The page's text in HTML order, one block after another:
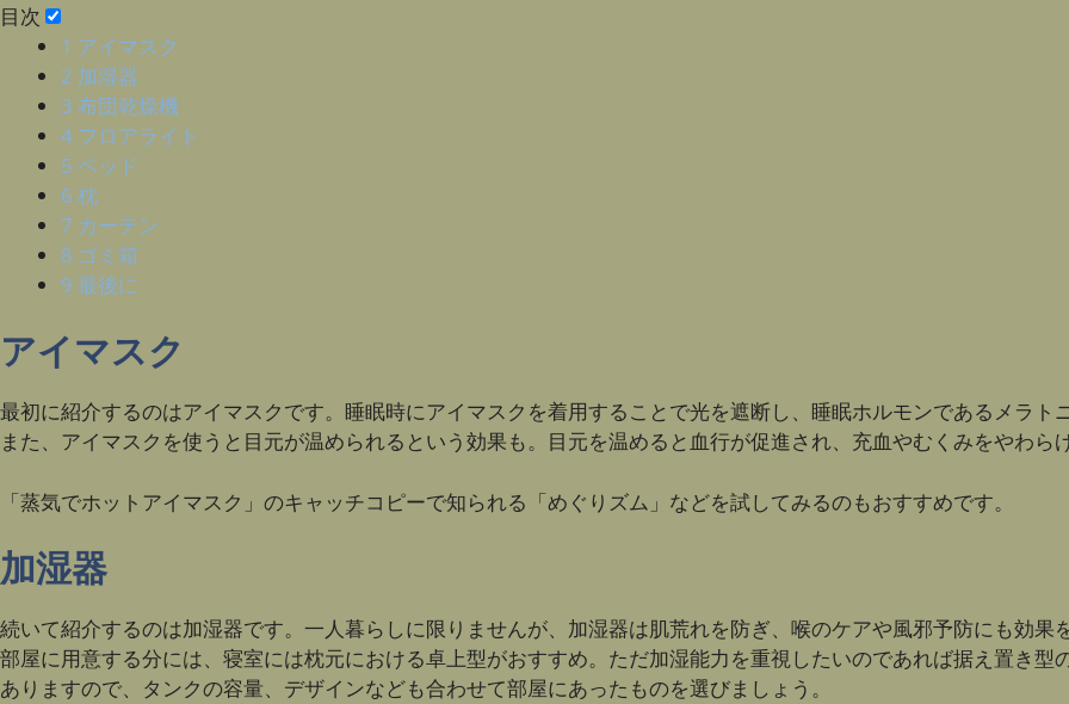
目次
1 アイマスク
2 加湿器
3 布団乾燥機
4 フロアライト
5 ベッド
6 枕
7 カーテン
8 ゴミ箱
9 最後に
アイマスク
最初に紹介するのはアイマスクです。睡眠時にアイマスクを着用することで光を遮断し、睡眠ホルモンであるメラト
また、アイマスクを使うと目元が温められるという効果も。目元を温めると血行が促進され、充血やむくみをやわら
「蒸気でホットアイマスク」のキャッチコピーで知られる「めぐりズム」などを試してみるのもおすすめです。
加湿器
続いて紹介するのは加湿器です。一人暮らしに限りませんが、加湿器は肌荒れを防ぎ、喉のケアや風邪予防にも効
部屋に用意する分には、寝室には枕元における卓上型がおすすめ。ただ加湿能力を重視したいのであれば据え置き
ありますので、タンクの容量、デザインなども合わせて部屋にあったものを選びましょう。